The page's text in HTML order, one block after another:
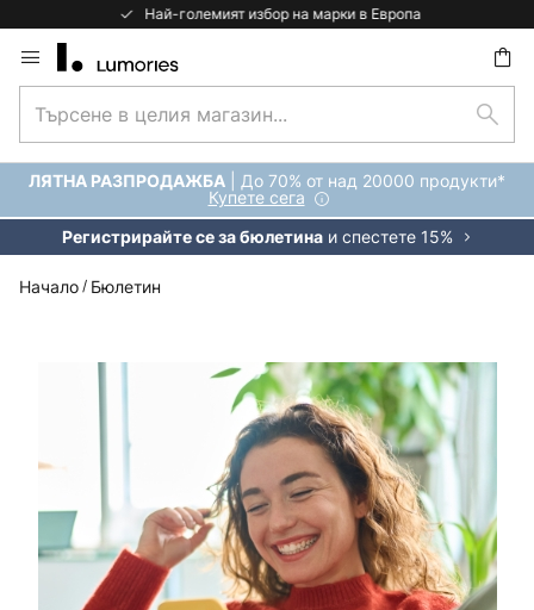
Най-големият избор на марки в Европа
Прескачане
към
съдържанието
целия
магазин...
ЛЯТНА РАЗПРОДАЖБА | До 70% от над 20000 продукти*
Купете сега
Регистрирайте се за бюлетинаи спестете 15%
Начало Бюлетин